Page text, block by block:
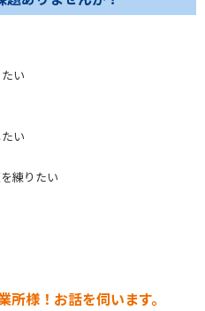
い
い
練りたい
様！お話を伺います。